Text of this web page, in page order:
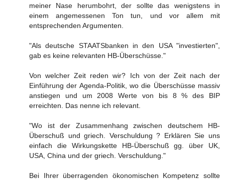
meiner Nase herumbohrt, der sollte das wenigstens in
einem angemessenen Ton tun, und vor allem mit
entsprechenden Argumenten.
"Als deutsche STAATSbanken in den USA "investierten",
gab es keine relevanten HB-Überschüsse."
Von welcher Zeit reden wir? Ich von der Zeit nach der
Einführung der Agenda-Politik, wo die Überschüsse massiv
anstiegen und um 2008 Werte von bis 8 % des BIP
erreichten. Das nenne ich relevant.
"Wo ist der Zusammenhang zwischen deutschem HB-
Überschuß und griech. Verschuldung ? Erklären Sie uns
einfach die Wirkungskette HB-Überschuß gg. über UK,
USA, China und der griech. Verschuldung."
Bei Ihrer überragenden ökonomischen Kompetenz sollte